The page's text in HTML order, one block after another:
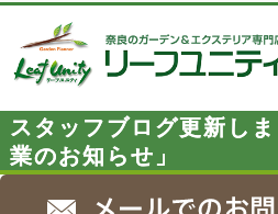
スタッフブログ更新し
業のお知らせ」